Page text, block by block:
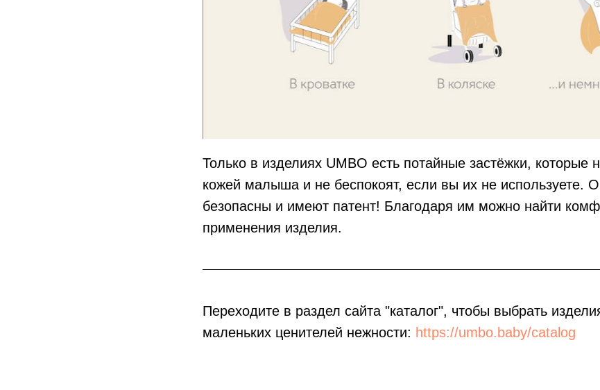
Только в изделиях UMBO есть потайные застёжки, которые
кожей малыша и не беспокоят, если вы их не используете.
безопасны и имеют патент! Благодаря им можно найти
применения изделия.
Переходите в раздел сайта "каталог", чтобы выбрать
маленьких ценителей нежности: https://umbo.baby/catalog